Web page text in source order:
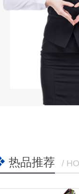
热品推荐 /